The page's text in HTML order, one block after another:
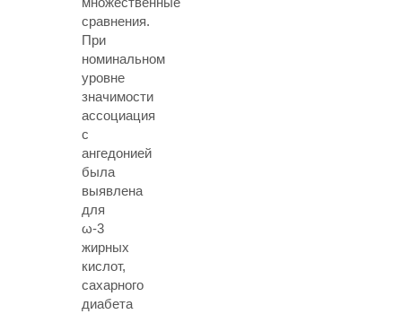
сравнения.
При
номинальном
уровне
значимости
ассоциация
с
ангедонией
была
выявлена
для
ω-3
жирных
кислот,
сахарного
диабета